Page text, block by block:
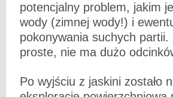
potencjalny problem, jakim
wody (zimnej wody!) i
pokonywania suchych
proste, nie ma dużo
Po wyjściu z jaskini zostało